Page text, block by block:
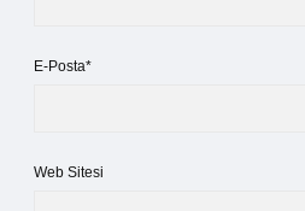
E-Posta*
Web Sitesi